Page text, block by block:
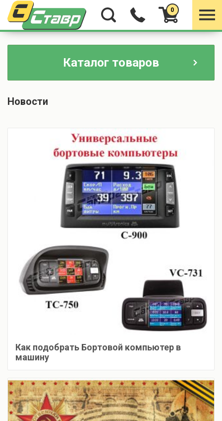
0
Каталог товаров
Новости
Как подобрать Бортовой компьютер в
машину